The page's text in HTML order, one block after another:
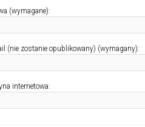
(wymagane):
(nie zostanie opublikowany) (wymagany):
internetowa: